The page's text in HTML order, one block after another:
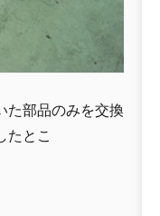
た部品のみを交換
たとこ